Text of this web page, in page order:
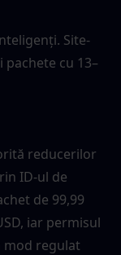
Site-
cu 13–
reducerilor
ID-ul de
de 99,99
iar permisul
mod regulat